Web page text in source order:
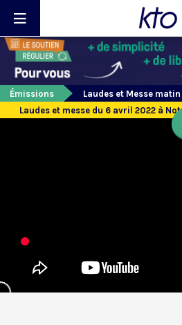
Émissions
Laudes et Messe
Laudes et messe du 6 avril 2022 à